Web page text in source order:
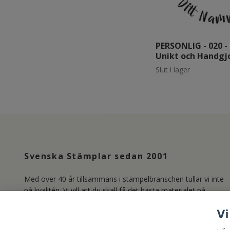
PERSONLIG - 020
Unikt och
Slut i lager
Svenska Stämplar sedan 2001
Med över 40 år tillsammans i stämpelbranschen tullar vi inte
på kvalitén. Vi vill att du skall få det bästa materialet på
Photopolymer. Läs mer om oss under länken Kundservice.